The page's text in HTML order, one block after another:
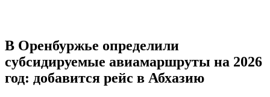
В Оренбуржье определили
субсидируемые авиамаршруты на 2026
год: добавится рейс в Абхазию